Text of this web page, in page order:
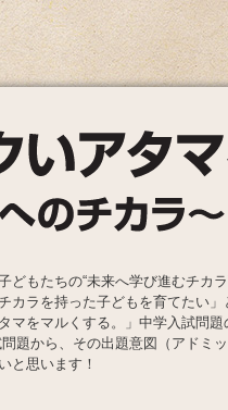
どもたちの“未来へ学び進むチカラ
カラを持った子どもを育てたい
マをマルくする。」中学入試問
題から、その出題意図（アドミ
と思います！